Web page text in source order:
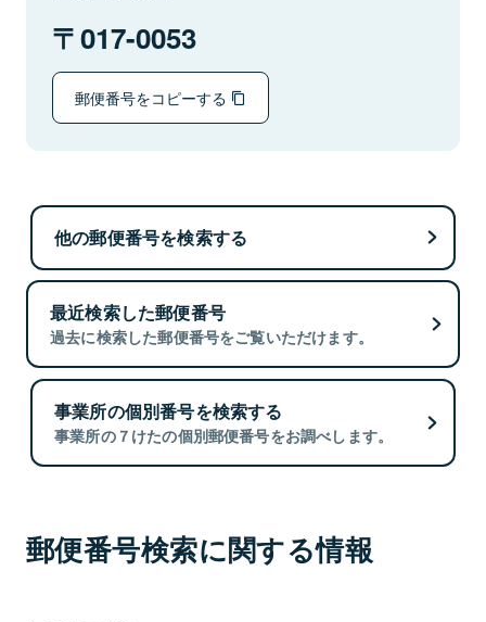
017-0053
郵便番号をコピーする
他の郵便番号を検索する
最近検索した郵便番号
過去に検索した郵便番号をご覧いただけます。
事業所の個別番号を検索する
事業所の７けたの個別郵便番号をお調べします。
郵便番号検索に関する情報